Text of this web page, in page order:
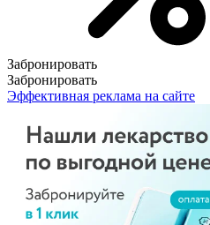
Забронировать
Забронировать
Эффективная реклама на сайте